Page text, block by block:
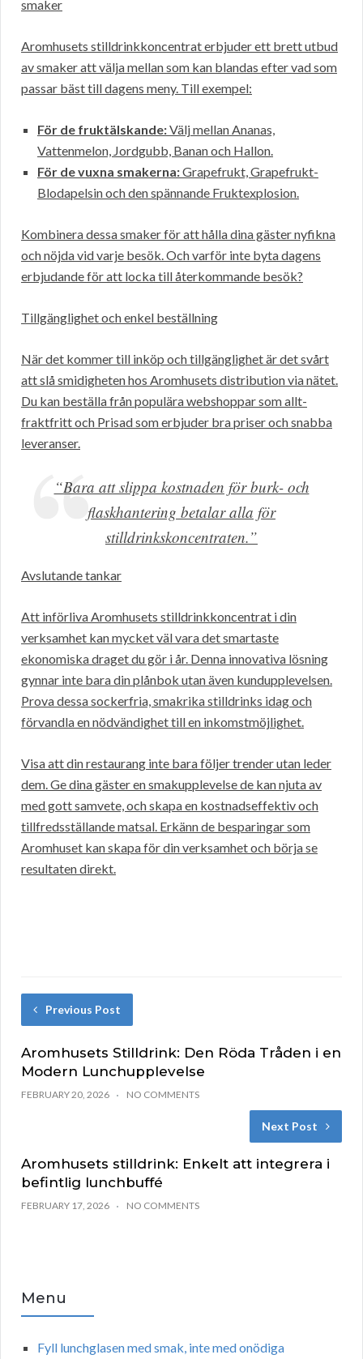
smaker
Aromhusets stilldrinkkoncentrat erbjuder ett brett utbud
av smaker att välja mellan som kan blandas efter vad som
passar bäst till dagens meny. Till exempel:
För de fruktälskande:Välj mellan Ananas,
Vattenmelon, Jordgubb, Banan och Hallon.
För de vuxna smakerna:Grapefrukt, Grapefrukt-
Blodapelsin och den spännande Fruktexplosion.
Kombinera dessa smaker för att hålla dina gäster nyfikna
och nöjda vid varje besök. Och varför inte byta dagens
erbjudande för att locka till återkommande besök?
Tillgänglighet och enkel beställning
När det kommer till inköp och tillgänglighet är det svårt
att slå smidigheten hos Aromhusets distribution via nätet.
Du kan beställa från populära webshoppar som allt-
fraktfritt och Prisad som erbjuder bra priser och snabba
leveranser.
“Bara att slippa kostnaden för burk- och
flaskhantering betalar alla för
stilldrinkskoncentraten.”
Avslutande tankar
Att införliva Aromhusets stilldrinkkoncentrat i din
verksamhet kan mycket väl vara det smartaste
ekonomiska draget du gör i år. Denna innovativa lösning
gynnar inte bara din plånbok utan även kundupplevelsen.
Prova dessa sockerfria, smakrika stilldrinks idag och
förvandla en nödvändighet till en inkomstmöjlighet.
Visa att din restaurang inte bara följer trender utan leder
dem. Ge dina gäster en smakupplevelse de kan njuta av
med gott samvete, och skapa en kostnadseffektiv och
tillfredsställande matsal. Erkänn de besparingar som
Aromhuset kan skapa för din verksamhet och börja se
resultaten direkt.
Previous Post
Aromhusets Stilldrink: Den Röda Tråden i en
Modern Lunchupplevelse
FEBRUARY 20, 2026 NO COMMENTS
Next Post
Aromhusets stilldrink: Enkelt att integrera i
befintlig lunchbuffé
FEBRUARY 17, 2026 NO COMMENTS
Menu
Fyll lunchglasen med smak, inte med onödiga